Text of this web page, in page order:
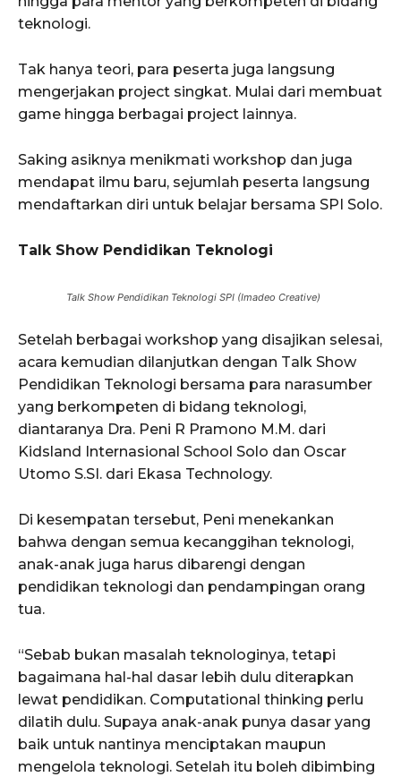
teknologi.
Tak hanya teori, para peserta juga langsung
mengerjakan project singkat. Mulai dari membuat
game hingga berbagai project lainnya.
Saking asiknya menikmati workshop dan juga
mendapat ilmu baru, sejumlah peserta langsung
mendaftarkan diri untuk belajar bersama SPI Solo.
Talk Show Pendidikan Teknologi
Talk Show Pendidikan Teknologi SPI (Imadeo Creative)
Setelah berbagai workshop yang disajikan selesai,
acara kemudian dilanjutkan dengan Talk Show
Pendidikan Teknologi bersama para narasumber
yang berkompeten di bidang teknologi,
diantaranya Dra. Peni R Pramono M.M. dari
Kidsland Internasional School Solo dan Oscar
Utomo S.SI. dari Ekasa Technology.
Di kesempatan tersebut, Peni menekankan
bahwa dengan semua kecanggihan teknologi,
anak-anak juga harus dibarengi dengan
pendidikan teknologi dan pendampingan orang
tua.
“Sebab bukan masalah teknologinya, tetapi
bagaimana hal-hal dasar lebih dulu diterapkan
lewat pendidikan. Computational thinking perlu
dilatih dulu. Supaya anak-anak punya dasar yang
baik untuk nantinya menciptakan maupun
mengelola teknologi. Setelah itu boleh dibimbing